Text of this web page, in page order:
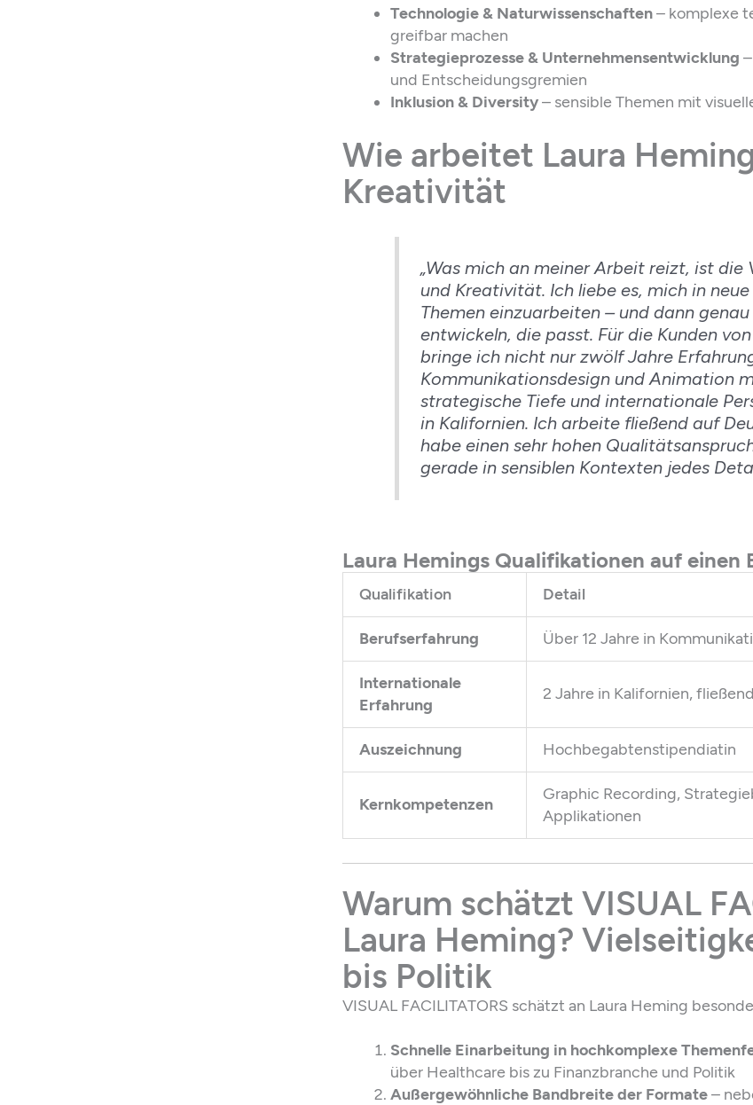
Technologie & Naturwissenschaften– komplexe
greifbar machen
Strategieprozesse & Unternehmensentwicklung
und Entscheidungsgremien
Inklusion & Diversity– sensible Themen mit
Wie arbeitet Laura
Kreativität
„Was mich an meiner Arbeit reizt, ist die
und Kreativität. Ich liebe es, mich in
Themen einzuarbeiten – und dann
entwickeln, die passt. Für die Kunden von
bringe ich nicht nur zwölf Jahre
Kommunikationsdesign und Animation
strategische Tiefe und internationale
in Kalifornien. Ich arbeite fließend auf
habe einen sehr hohen
gerade in sensiblen Kontexten jedes
Laura Hemings Qualifikationen auf einen
Qualifikation Detail
Berufserfahrung Über 12 Jahre in
Internationale
Erfahrung
2 Jahre in Kalifornien,
Auszeichnung Hochbegabtenstipendiatin
Kernkompetenzen
Graphic Recording,
Applikationen
Warum schätzt VISUAL
Laura Heming?
bis Politik
VISUAL FACILITATORS schätzt an Laura Heming
Schnelle Einarbeitung in hochkomplexe
über Healthcare bis zu Finanzbranche und Politik
Außergewöhnliche Bandbreite der Formate–